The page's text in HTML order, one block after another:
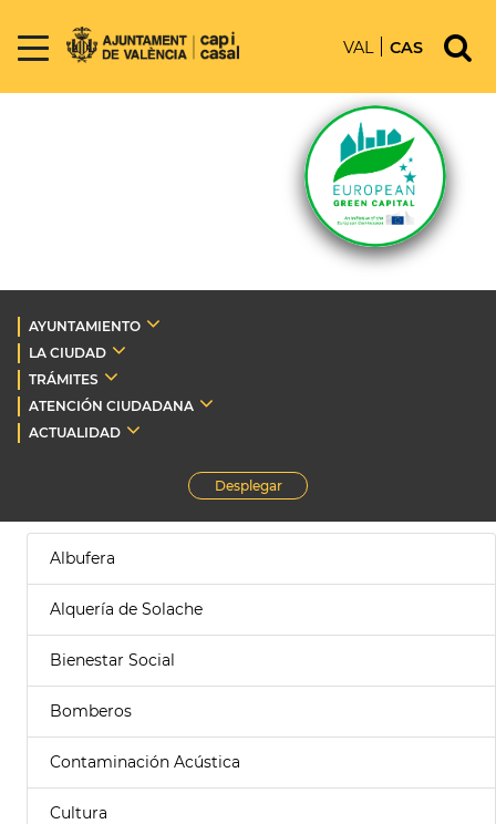
VAL CAS
AYUNTAMIENTO
LA CIUDAD
TRÁMITES
ATENCIÓN CIUDADANA
ACTUALIDAD
Desplegar
Albufera
Alquería de Solache
Bienestar Social
Bomberos
Contaminación Acústica
Cultura